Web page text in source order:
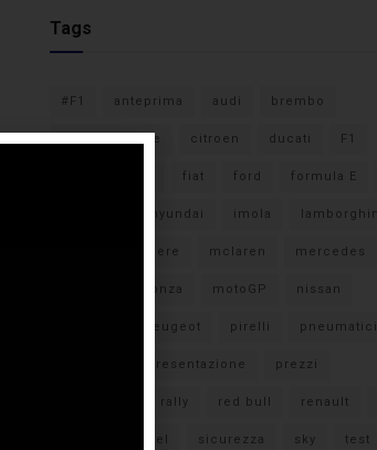
Tags
#F1 anteprima audi brembo
caratteristiche citroen ducati F1
fiat ford formula E
hyundai imola
libere mclaren mercedes
monza motoGP nissan
peugeot pirelli pneumatici
presentazione prezzi
rally red bull renault
sebastian vettel sicurezza sky test